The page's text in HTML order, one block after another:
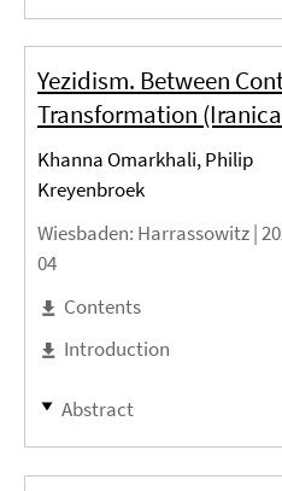
Yezidism. Between
Transformation
Khanna Omarkhali, Philip
Kreyenbroek
Wiesbaden: Harrassowitz |
04
Contents
Introduction
Abstract